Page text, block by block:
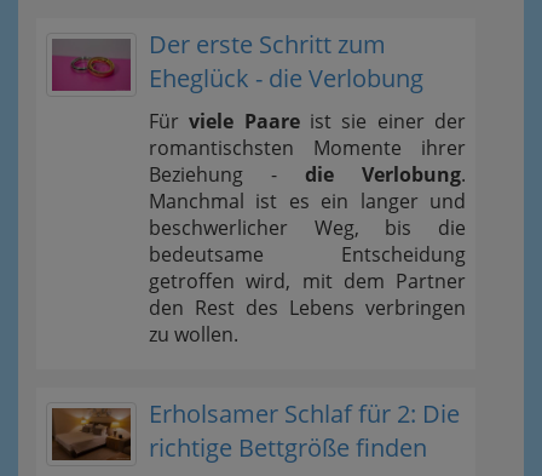
Der erste Schritt zum
Eheglück - die Verlobung
Fürviele Paareist sie einer der
romantischsten Momente ihrer
Beziehung - die Verlobung.
Manchmal ist es ein langer und
beschwerlicher Weg, bis die
bedeutsame Entscheidung
getroffen wird, mit dem Partner
den Rest des Lebens verbringen
zu wollen.
Erholsamer Schlaf für 2: Die
richtige Bettgröße finden